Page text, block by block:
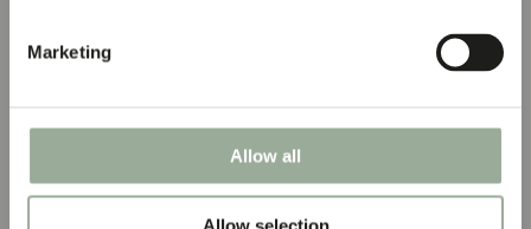
Marketing
Allow all
Allow selection